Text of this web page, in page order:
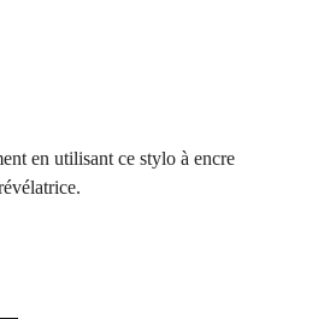
en utilisant ce stylo à encre